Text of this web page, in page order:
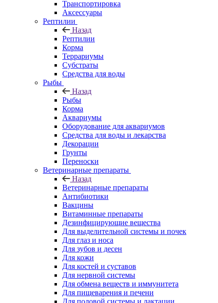
Транспортировка
Аксессуары
Рептилии
Назад
Рептилии
Корма
Террариумы
Субстраты
Средства для воды
Рыбы
Назад
Рыбы
Корма
Аквариумы
Оборудование для аквариумов
Средства для воды и лекарства
Декорации
Грунты
Переноски
Ветеринарные препараты
Назад
Ветеринарные препараты
Антибиотики
Вакцины
Витаминные препараты
Дезинфицирующие вещества
Для выделительной системы и почек
Для глаз и носа
Для зубов и десен
Для кожи
Для костей и суставов
Для нервной системы
Для обмена веществ и иммунитета
Для пищеварения и печени
Для половой системы и лактации